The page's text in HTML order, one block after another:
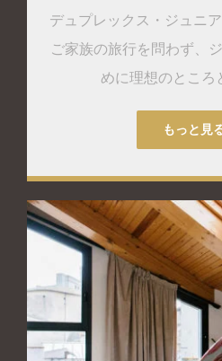
デュプレックス・ジュニ
ご家族の旅行を問わず、
めに理想のところ
もっと見